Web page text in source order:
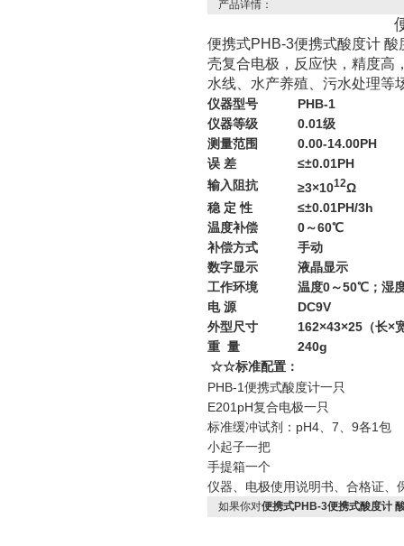
产品详情：
便携式PHB-3便携式酸度计
壳复合电极，反应快，精度高
水线、水产养殖、污水处理等
仪器型号
PHB-1
仪器等级
0.01级
测量范围
0.00-14.00PH
误 差
≤±0.01PH
输入阻抗
≥3×1012Ω
稳 定 性
≤±0.01PH/3h
温度补偿
0～60℃
补偿方式
手动
数字显示
液晶显示
工作环境
温度0～50℃；湿
电 源
DC9V
外型尺寸
162×43×25（长×
重 量
240g
☆☆标准配置：
PHB-1便携式酸度计一只
E201pH复合电极一只
标准缓冲试剂：pH4、7、9各1包
小起子一把
手提箱一个
仪器、电极使用说明书、合格证、
如果你对便携式PHB-3便携式酸度计